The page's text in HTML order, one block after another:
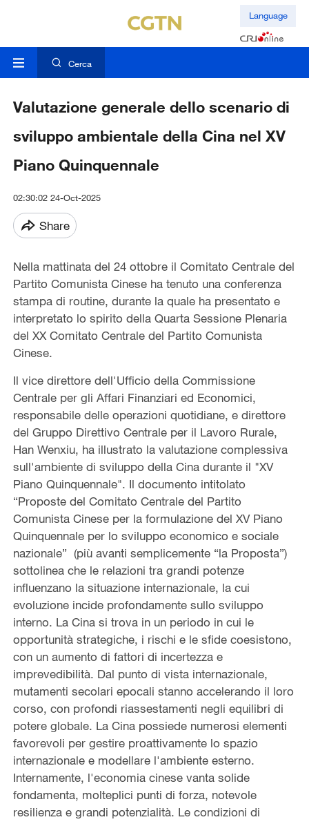
Language
Cerca
Valutazione generale dello scenario di
sviluppo ambientale della Cina nel XV
Piano Quinquennale
02:30:02 24-Oct-2025
Share
Nella mattinata del 24 ottobre il Comitato Centrale del
Partito Comunista Cinese ha tenuto una conferenza
stampa di routine, durante la quale ha presentato e
interpretato lo spirito della Quarta Sessione Plenaria
del XX Comitato Centrale del Partito Comunista
Cinese.
Il vice direttore dell'Ufficio della Commissione
Centrale per gli Affari Finanziari ed Economici,
responsabile delle operazioni quotidiane, e direttore
del Gruppo Direttivo Centrale per il Lavoro Rurale,
Han Wenxiu, ha illustrato la valutazione complessiva
sull'ambiente di sviluppo della Cina durante il "XV
Piano Quinquennale". Il documento intitolato
“Proposte del Comitato Centrale del Partito
Comunista Cinese per la formulazione del XV Piano
Quinquennale per lo sviluppo economico e sociale
nazionale” (più avanti semplicemente “la Proposta”)
sottolinea che le relazioni tra grandi potenze
influenzano la situazione internazionale, la cui
evoluzione incide profondamente sullo sviluppo
interno. La Cina si trova in un periodo in cui le
opportunità strategiche, i rischi e le sfide coesistono,
con un aumento di fattori di incertezza e
imprevedibilità. Dal punto di vista internazionale,
mutamenti secolari epocali stanno accelerando il loro
corso, con profondi riassestamenti negli equilibri di
potere globale. La Cina possiede numerosi elementi
favorevoli per gestire proattivamente lo spazio
internazionale e modellare l'ambiente esterno.
Internamente, l'economia cinese vanta solide
fondamenta, molteplici punti di forza, notevole
resilienza e grandi potenzialità. Le condizioni di